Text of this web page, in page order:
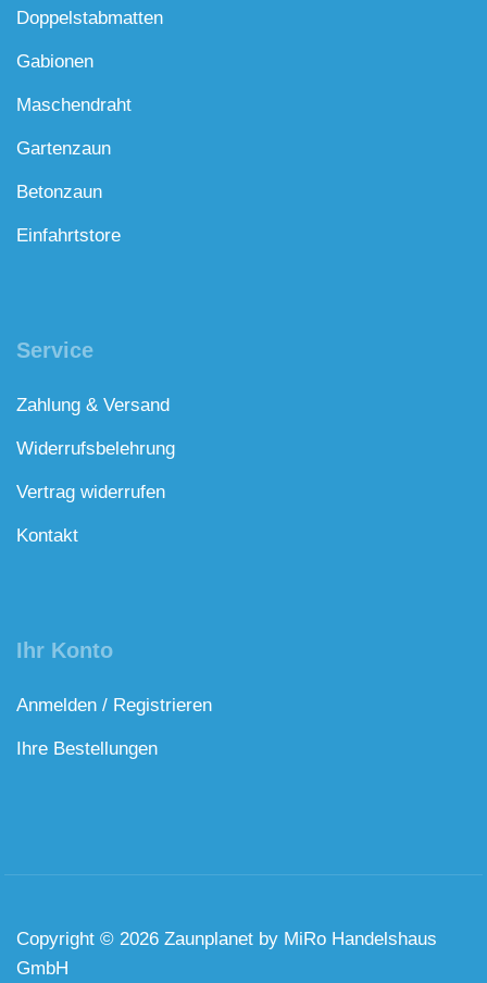
Doppelstabmatten
Gabionen
Maschendraht
Gartenzaun
Betonzaun
Einfahrtstore
Service
Zahlung & Versand
Widerrufsbelehrung
Vertrag widerrufen
Kontakt
Ihr Konto
Anmelden / Registrieren
Ihre Bestellungen
Copyright © 2026 Zaunplanet by MiRo Handelshaus
GmbH